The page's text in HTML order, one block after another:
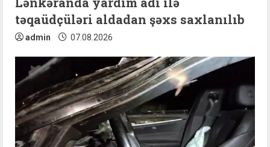
g
təqaüdçüləri aldadan şəxs saxlanılıb
admin 07.08.2026